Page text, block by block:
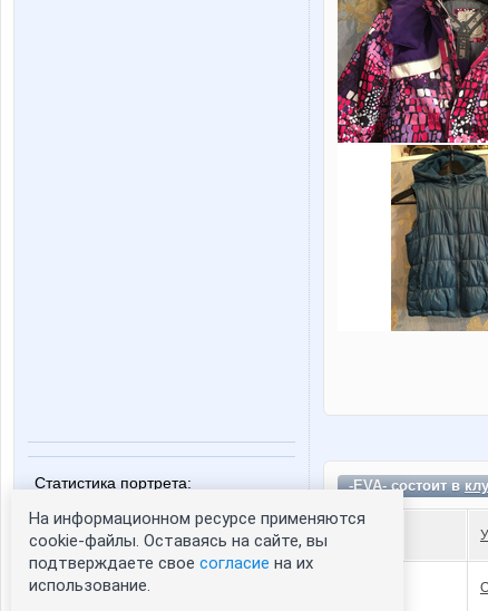
Статистика портрета:
сейчас просматривают портрет - 0
зарегистрированные пользователи
посетившие портрет за 7 дней - 0
-EVA- состоит в
На информационном ресурсе применяются
cookie-файлы. Оставаясь на сайте, вы
подтверждаете свое согласие на их
использование.